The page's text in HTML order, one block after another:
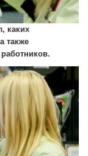
каких
также